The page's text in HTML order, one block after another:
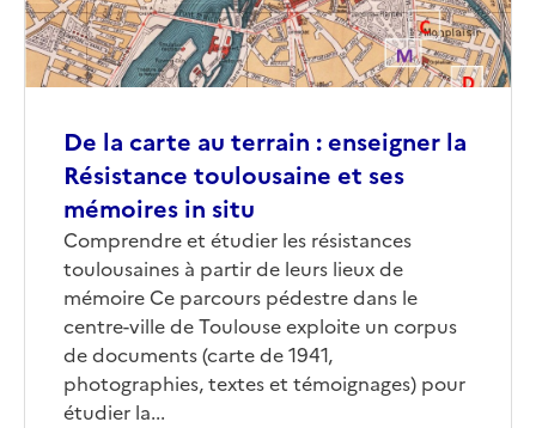
De la carte au terrain : enseigner la
Résistance toulousaine et ses
mémoires in situ
Corps
Comprendre et étudier les résistances
toulousaines à partir de leurs lieux de
mémoire Ce parcours pédestre dans le
centre-ville de Toulouse exploite un corpus
de documents (carte de 1941,
photographies, textes et témoignages) pour
étudier la...